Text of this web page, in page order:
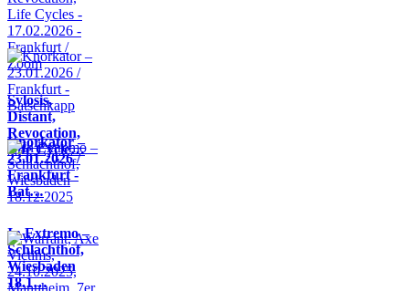
Sylosis,
Distant,
Revocation,
Life Cycle…
Knorkator –
23.01.2026 /
Frankfurt -
Bat…
In Extremo –
Schlachthof,
Wiesbaden
18.1…